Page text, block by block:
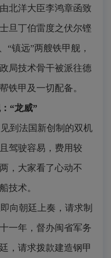
北洋大臣李鸿章函致
旦丁伯雷度之伏尔铿
“镇远”两艘铁甲舰，
局技术骨干被派往德
铁甲及一切配备。
“龙威”
到法国新创制的双机
驾驶容易，费用较
，大家看了心动不
技术。
向朝廷上奏，请求制
一年，督办闽省军务
，请求拨款建造钢甲